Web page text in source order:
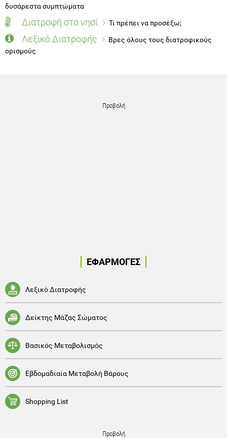
δυσάρεστα συμπτώματα
Διατροφή στο νησί Τι πρέπει να προσέξω;
Λεξικό Διατροφής
Βρες όλους τους διατροφικούς
ορισμούς
Προβολή
ΕΦΑΡΜΟΓΕΣ
Λεξικό Διατροφής
Δείκτης Μάζας Σώματος
Βασικός Μεταβολισμός
Εβδομαδιαία Μεταβολή Βάρους
Shopping List
Προβολή